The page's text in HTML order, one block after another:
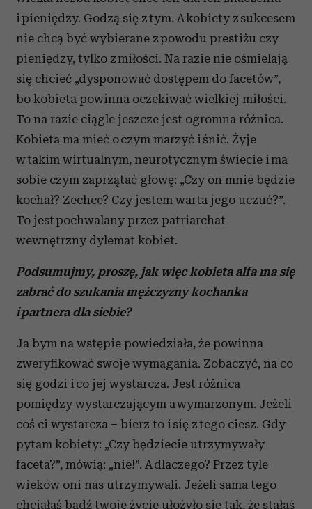
i pieniędzy. Godzą się z tym. A kobiety z sukcesem
nie chcą być wybierane z powodu prestiżu czy
pieniędzy, tylko z miłości. Na razie nie ośmielają
się chcieć „dysponować dostępem do facetów”,
bo kobieta powinna oczekiwać wielkiej miłości.
To na razie ciągle jeszcze jest ogromna różnica.
Kobieta ma mieć o czym marzyć i śnić. Żyje
w takim wirtualnym, neurotycznym świecie i ma
sobie czym zaprzątać głowę: „Czy on mnie będzie
kochał? Zechce? Czy jestem warta jego uczuć?”.
To jest pochwalany przez patriarchat
wewnętrzny dylemat kobiet.
Podsumujmy, proszę, jak więc kobieta alfa ma się
zabrać do szukania mężczyzny kochanka
i partnera dla siebie?
Ja bym na wstępie powiedziała, że powinna
zweryfikować swoje wymagania. Zobaczyć, na co
się godzi i co jej wystarcza. Jest różnica
pomiędzy wystarczającym a wymarzonym. Jeżeli
coś ci wystarcza – bierz to i się z tego ciesz. Gdy
pytam kobiety: „Czy będziecie utrzymywały
faceta?”, mówią: „nie!”. A dlaczego? Przez tyle
wieków oni nas utrzymywali. Jeżeli sama tego
chciałaś bądź twoje życie ułożyło się tak, że stałaś